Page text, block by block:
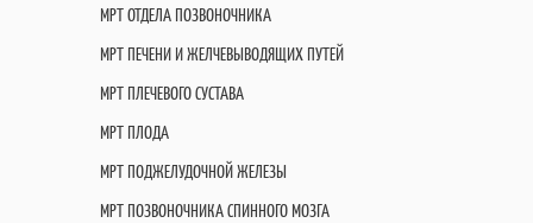
МРТ ОТДЕЛА ПОЗВОНОЧНИКА
МРТ ПЕЧЕНИ И ЖЕЛЧЕВЫВОДЯЩИХ ПУТЕЙ
МРТ ПЛЕЧЕВОГО СУСТАВА
МРТ ПЛОДА
МРТ ПОДЖЕЛУДОЧНОЙ ЖЕЛЕЗЫ
МРТ ПОЗВОНОЧНИКА СПИННОГО МОЗГА